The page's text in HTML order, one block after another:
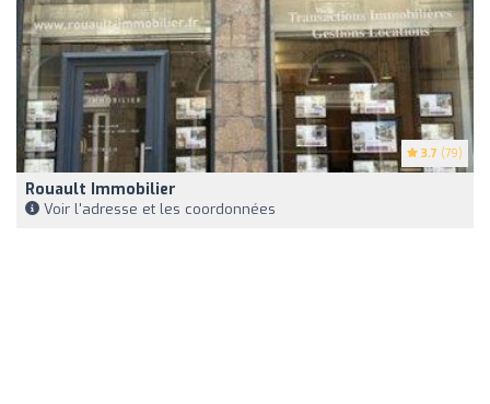
3.7 (79)
Rouault Immobilier
Voir l'adresse et les coordonnées